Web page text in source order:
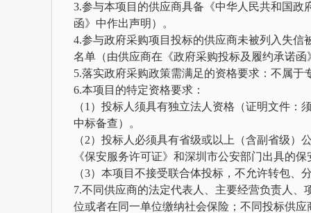
3.参与本项目的供应商具备《中华人民共和国
函》中作出声明）。
4.参与政府采购项目投标的供应商未被列入失
名单（由供应商在《政府采购投标及履约承诺函
5.落实政府采购政策需满足的资格要求：不属于
6.本项目的特定资格要求：
（1）投标人须具有独立法人资格（证明文件：
中标备查）。
（2） 投标人必须具有省级或以上（含副省级）
《保安服务许可证》和深圳市公安部门出具的
（3）本项目不接受联合体投标，不允许转包、
7.不同供应商的法定代表人、主要经营负责人、
位或者在同一单位缴纳社会保险；不同投标供